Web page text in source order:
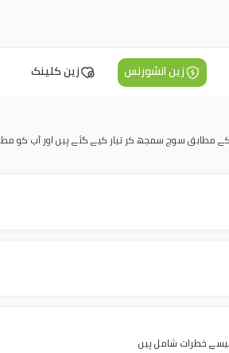
زین انشورنس زین کلینک
مطابق سوچ سمجھ کر تیار کیے گئے ہیں اور آپ کو
خطرات شامل ہیں